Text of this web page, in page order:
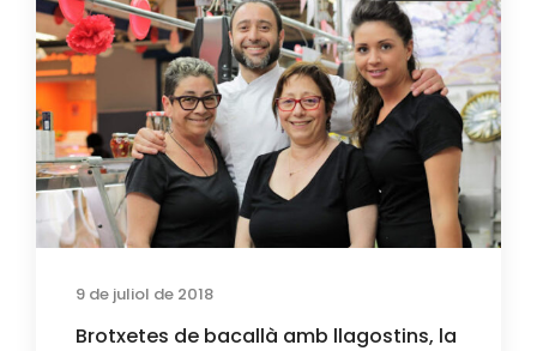
9 de juliol de 2018
Brotxetes de bacallà amb llagostins, la